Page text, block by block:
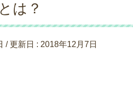
は？
/ 更新日 : 2018年12月7日